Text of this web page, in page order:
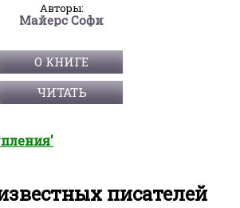
Авторы:
Майерс Софи
О КНИГЕ
ЧИТАТЬ
писателей